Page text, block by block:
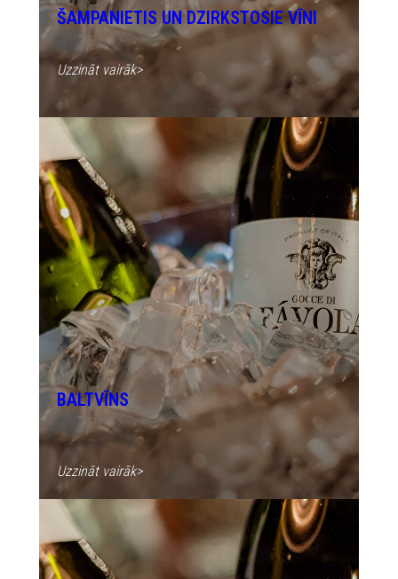
ŠAMPANIETIS UN DZIRKSTOSIE VĪNI
Uzzināt vairāk>
BALTVĪNS
Uzzināt vairāk>